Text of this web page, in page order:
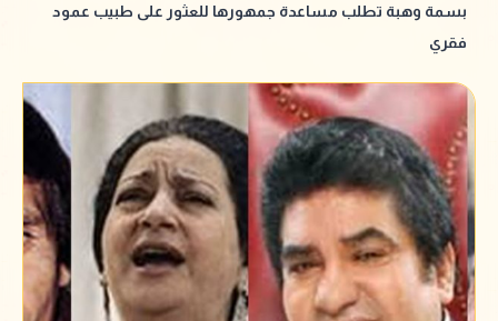
بسمة وهبة تطلب مساعدة جمهورها للعثور على طبيب عمود
فقري